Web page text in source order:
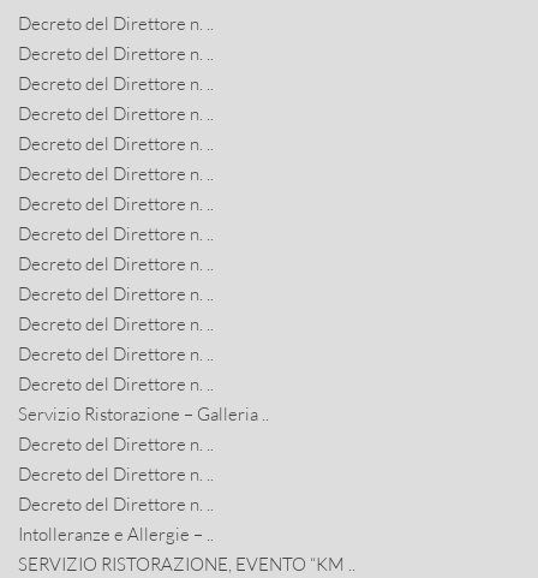
Decreto del Direttore n. ..
Decreto del Direttore n. ..
Decreto del Direttore n. ..
Decreto del Direttore n. ..
Decreto del Direttore n. ..
Decreto del Direttore n. ..
Decreto del Direttore n. ..
Decreto del Direttore n. ..
Decreto del Direttore n. ..
Decreto del Direttore n. ..
Decreto del Direttore n. ..
Decreto del Direttore n. ..
Decreto del Direttore n. ..
Servizio Ristorazione – Galleria ..
Decreto del Direttore n. ..
Decreto del Direttore n. ..
Decreto del Direttore n. ..
Intolleranze e Allergie – ..
SERVIZIO RISTORAZIONE, EVENTO “KM ..